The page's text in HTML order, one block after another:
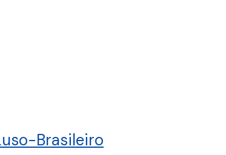
Brasileiro